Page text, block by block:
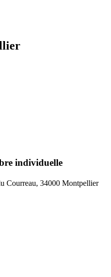
individuelle
Courreau, 34000 Montpellier